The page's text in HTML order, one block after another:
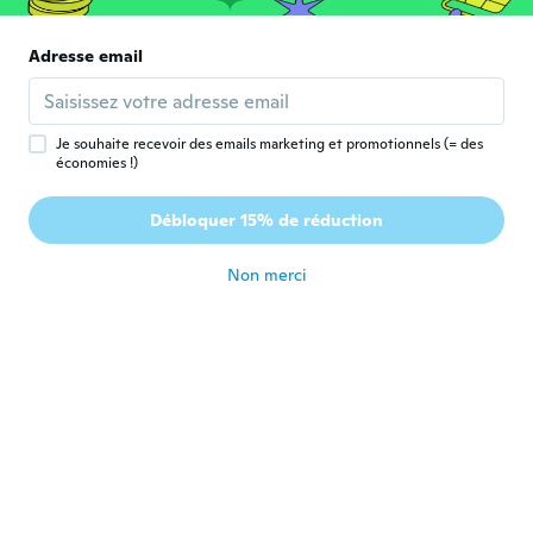
katrina
Just as the picture. It fits on my 10 month
old. It even fits on me. The material is a
foam.
Boris
Inscrit depuis 2014 · 47 avis · 4 chargements
Adresse email
Je souhaite recevoir des emails marketing et promotionnels (= des
économies !)
Débloquer 15% de réduction
Non merci